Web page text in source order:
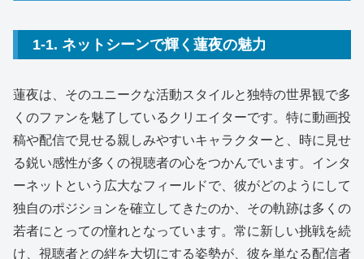
1-1. ネットシーンで輝く蓮夜の魅力
蓮夜は、そのユニークな活動スタイルと独特の世界観で多
くのファンを魅了しているクリエイターです。特に動画投
稿や配信で見せる親しみやすいキャラクターと、時に見せ
る鋭い感性が多くの視聴者の心をつかんでいます。インタ
ーネットという広大なフィールドで、彼がどのようにして
独自のポジションを確立してきたのか、その軌跡は多くの
若者にとっての憧れとなっています。常に新しい挑戦を続
け、視聴者との絆を大切にする姿勢が、彼を単なる配信者